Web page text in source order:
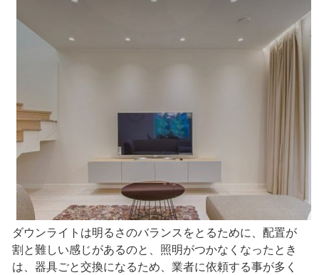
ダウンライトは明るさのバランスをとるために、配置が
割と難しい感じがあるのと、照明がつかなくなったとき
は、器具ごと交換になるため、業者に依頼する事が多く